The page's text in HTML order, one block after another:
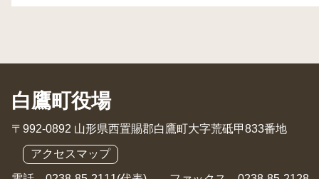
白鷹町役場
〒992-0892 山形県西置賜郡白鷹町大字荒砥甲833番地
アクセスマップ